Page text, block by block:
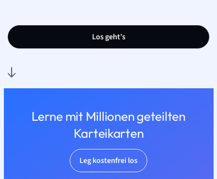
Los geht’s
Lerne mit Millionen geteilten
Karteikarten
Leg kostenfrei los